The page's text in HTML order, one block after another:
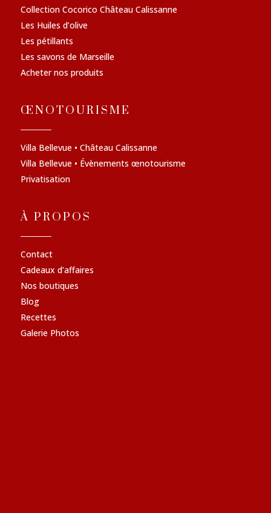
Collection Cocorico Château Calissanne
Les Huiles d’olive
Les pétillants
Les savons de Marseille
Acheter nos produits
ŒNOTOURISME
Villa Bellevue • Château Calissanne
Villa Bellevue • Évènements œnotourisme
Privatisation
À PROPOS
Contact
Cadeaux d’affaires
Nos boutiques
Blog
Recettes
Galerie Photos